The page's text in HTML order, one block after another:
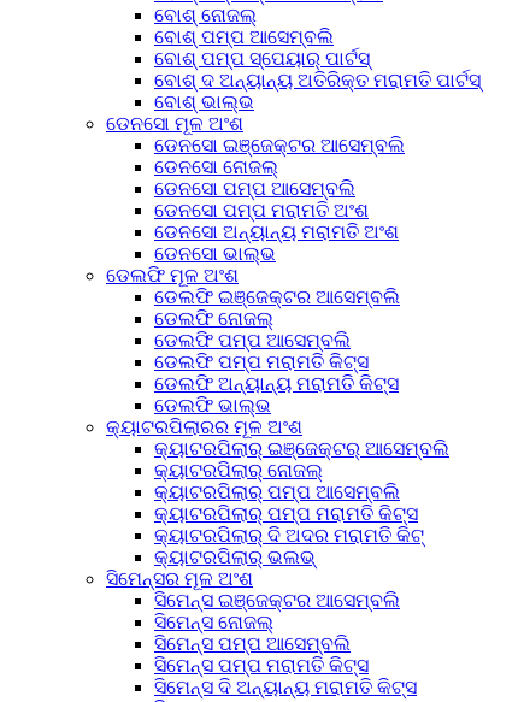
ବୋଶ୍ ନୋଜଲ୍
ବୋଶ୍ ପମ୍ପ ଆସେମ୍ବଲି
ବୋଶ୍ ପମ୍ପ ସ୍ପେୟାର୍ ପାର୍ଟସ୍
ବୋଶ୍ ଦ ଅନ୍ୟାନ୍ୟ ଅତିରିକ୍ତ ମରାମତି ପାର୍ଟସ୍
ବୋଶ୍ ଭାଲ୍ଭ
ଡେନସୋ ମୂଳ ଅଂଶ
ଡେନସୋ ଇଞ୍ଜେକ୍ଟର ଆସେମ୍ବଲି
ଡେନସୋ ନୋଜଲ୍
ଡେନସୋ ପମ୍ପ ଆସେମ୍ବଲି
ଡେନସୋ ପମ୍ପ ମରାମତି ଅଂଶ
ଡେନସୋ ଅନ୍ୟାନ୍ୟ ମରାମତି ଅଂଶ
ଡେନସୋ ଭାଲ୍ଭ
ଡେଲଫି ମୂଳ ଅଂଶ
ଡେଲଫି ଇଞ୍ଜେକ୍ଟର ଆସେମ୍ବଲି
ଡେଲଫି ନୋଜଲ୍
ଡେଲଫି ପମ୍ପ ଆସେମ୍ବଲି
ଡେଲଫି ପମ୍ପ ମରାମତି କିଟ୍ସ
ଡେଲଫି ଅନ୍ୟାନ୍ୟ ମରାମତି କିଟ୍ସ
ଡେଲଫି ଭାଲ୍ଭ
କ୍ୟାଟରପିଲାରର ମୂଳ ଅଂଶ
କ୍ୟାଟରପିଲାର୍ ଇଞ୍ଜେକ୍ଟର୍ ଆସେମ୍ବଲି
କ୍ୟାଟରପିଲାର୍ ନୋଜଲ୍
କ୍ୟାଟରପିଲାର୍ ପମ୍ପ ଆସେମ୍ବଲି
କ୍ୟାଟରପିଲାର୍ ପମ୍ପ ମରାମତି କିଟ୍ସ
କ୍ୟାଟରପିଲାର୍ ଦି ଅଦର ମରାମତି କିଟ୍
କ୍ୟାଟରପିଲାର୍ ଭଲଭ୍
ସିମେନ୍ସର ମୂଳ ଅଂଶ
ସିମେନ୍ସ ଇଞ୍ଜେକ୍ଟର ଆସେମ୍ବଲି
ସିମେନ୍ସ ନୋଜଲ୍
ସିମେନ୍ସ ପମ୍ପ ଆସେମ୍ବଲି
ସିମେନ୍ସ ପମ୍ପ ମରାମତି କିଟ୍ସ
ସିମେନ୍ସ ଦି ଅନ୍ୟାନ୍ୟ ମରାମତି କିଟ୍ସ